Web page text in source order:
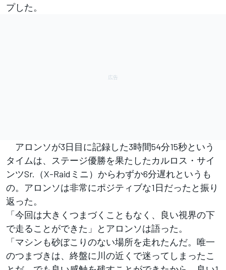
プした。
アロンソが3日目に記録した3時間54分15秒という
タイムは、ステージ優勝を果たしたカルロス・サイ
ンツSr.（X-Raidミニ）からわずか6分遅れというも
の。アロンソは非常にポジティブな1日だったと振り
返った。
「今回は大きくつまづくこともなく、良い視界の下
で走ることができた」とアロンソは語った。
「マシンも砂ぼこりのない場所を走れたんだ。唯一
のつまづきは、終盤に川の近くで迷ってしまったこ